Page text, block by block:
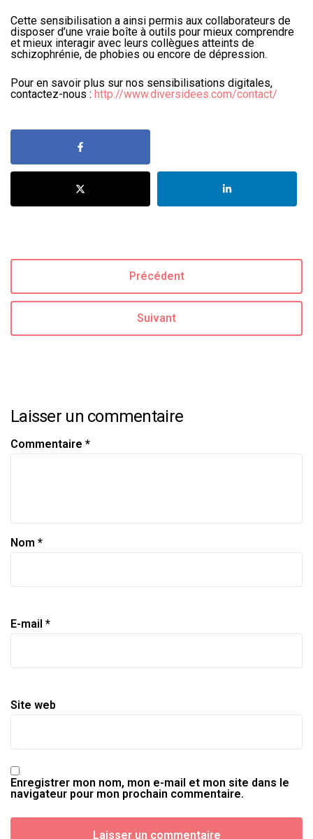
Cette sensibilisation a ainsi permis aux collaborateurs de
disposer d’une vraie boîte à outils pour mieux comprendre
et mieux interagir avec leurs collègues atteints de
schizophrénie, de phobies ou encore de dépression.
Pour en savoir plus sur nos sensibilisations digitales,
contactez-nous : http://www.diversidees.com/contact/
Précédent
Suivant
Laisser un commentaire
Commentaire *
Nom *
E-mail *
Site web
Enregistrer mon nom, mon e-mail et mon site dans le
navigateur pour mon prochain commentaire.